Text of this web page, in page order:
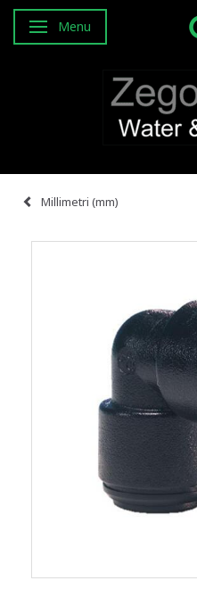
Attiva/disattiva navigazione
Menu
Millimetri (mm)